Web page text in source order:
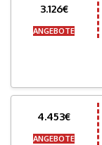
3.126€
ANGEBOTE
4.453€
ANGEBOTE